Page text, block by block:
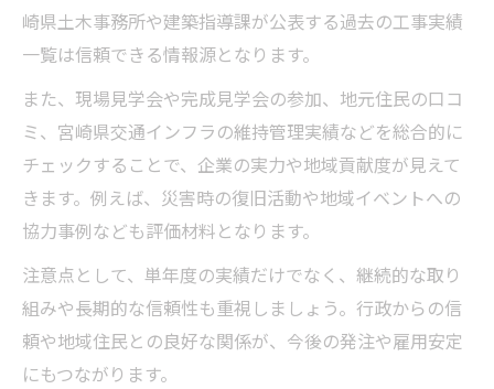
崎県土木事務所や建築指導課が公表する過去の工事実績
一覧は信頼できる情報源となります。
また、現場見学会や完成見学会の参加、地元住民の口コ
ミ、宮崎県交通インフラの維持管理実績などを総合的に
チェックすることで、企業の実力や地域貢献度が見えて
きます。例えば、災害時の復旧活動や地域イベントへの
協力事例なども評価材料となります。
注意点として、単年度の実績だけでなく、継続的な取り
組みや長期的な信頼性も重視しましょう。行政からの信
頼や地域住民との良好な関係が、今後の発注や雇用安定
にもつながります。